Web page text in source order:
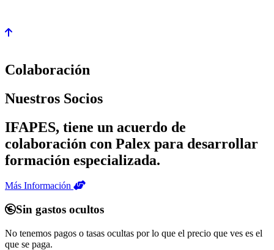
Colaboración
Nuestros Socios
IFAPES, tiene un acuerdo de
colaboración con Palex para desarrollar
formación especializada.
Más Información
Sin gastos ocultos
No tenemos pagos o tasas ocultas por lo que el precio que ves es el
que se paga.